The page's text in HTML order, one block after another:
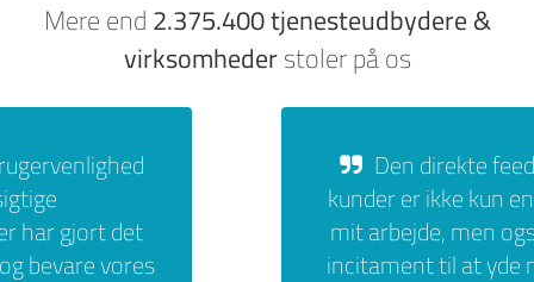
Mere end 2.375.400 tjenesteudbydere &
virksomhederstoler på os
Den direkte feedback fra mine
kunder er ikke kun en bekræftelse af
mit arbejde, men også et værdifuldt
incitament til at yde mit bedste hver